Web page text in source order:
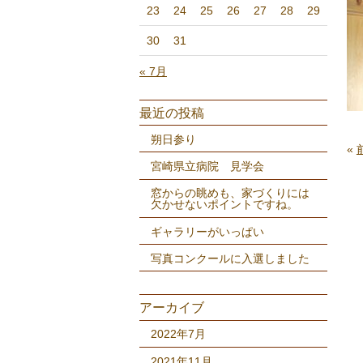
23 24 25 26 27 28 29
30 31
« 7月
最近の投稿
朔日参り
宮崎県立病院 見学会
窓からの眺めも、家づくりには
欠かせないポイントですね。
ギャラリーがいっぱい
写真コンクールに入選しました
アーカイブ
2022年7月
«